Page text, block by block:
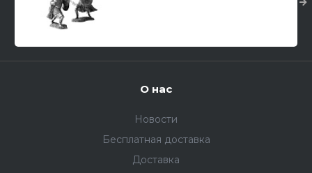
О нас
Новости
Бесплатная доставка
Доставка